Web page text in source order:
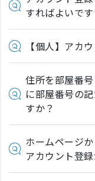
すればよいです
【個人】アカ
住所を部屋番
に部屋番号の
すか？
ホームページ
アカウント登録